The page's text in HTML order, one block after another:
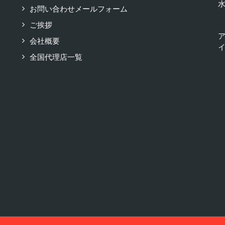
お問い合わせメールフォーム
ご挨拶
会社概要
全国代理店一覧